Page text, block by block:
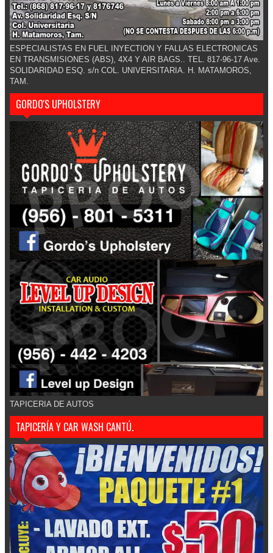
ESPECIALISTAS EN FUEL INYECTION Y FALLAS ELECTRONICAS
EN TRANSMISIONES (ABS), 4X4 Y AIR BAGS.. TEL. 817-96-17 Ave.
SOLIDARIDAD ESQ. s/n COL. UNIVERSITARIA. H. MATAMOROS,
TAM.
GORDO'S UPHOLSTERY
TAPICERIA DE AUTOS
TAPICERÍA Y CAR WASH CANTÚ.